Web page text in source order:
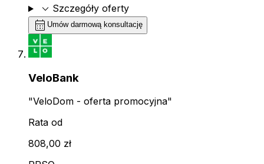
expand_more Szczegóły oferty
calendar_month Umów darmową konsultację
VeloBank
"VeloDom - oferta promocyjna"
Rata od
808,00 zł